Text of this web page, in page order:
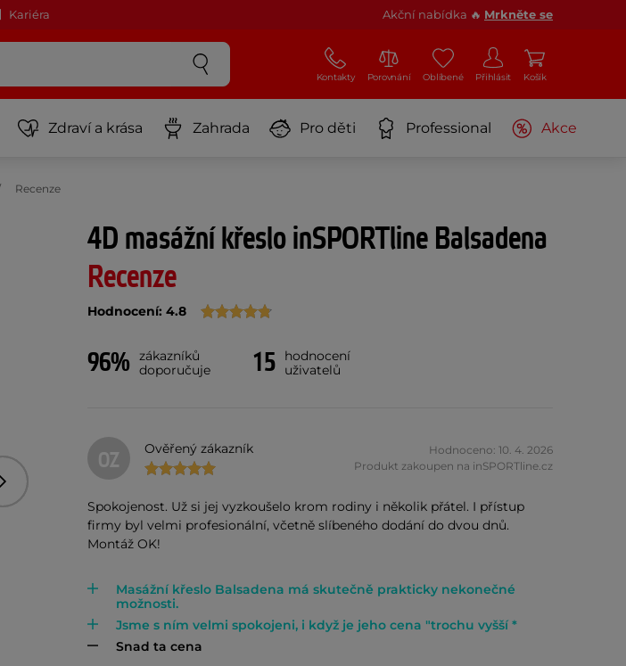
Kariéra Akční nabídka 🔥 Mrkněte se
Kontakty Porovnání Oblíbené Přihlásit Košík
Zdraví a krása Zahrada Pro děti Professional Akce
Recenze
Následující
4D masážní křeslo inSPORTline Balsadena
Recenze
Hodnocení: 4.8
96% zákazníků
doporučuje
15
hodnocení
uživatelů
OZ Ověřený zákazník
Hodnoceno: 10. 4. 2026
Produkt zakoupen na inSPORTline.cz
Spokojenost. Už si jej vyzkoušelo krom rodiny i několik přátel. I přístup
firmy byl velmi profesionální, včetně slíbeného dodání do dvou dnů.
Montáž OK!
Masážní křeslo Balsadena má skutečně prakticky nekonečné
možnosti.
Jsme s ním velmi spokojeni, i když je jeho cena "trochu vyšší *
Snad ta cena